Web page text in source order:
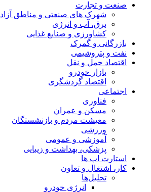
صنعت و تجارت
شهرک های صنعتی و مناطق آزاد
برق، آب و انرژی
کشاورزی و صنایع غذایی
بازرگانی و گمرک
نفت و پتروشیمی
اقتصاد حمل و نقل
بازار خودرو
اقتصاد گردشگری
اجتماعی
فناوری
مسکن و عمران
معیشت مردم و بازنشستگان
ورزشی
آموزشی و عمومی
پزشکی، بهداشت و زیبایی
استارت اپ ها
کار، اشتغال و تعاون
تحلیل‌ها
انرژی خودرو